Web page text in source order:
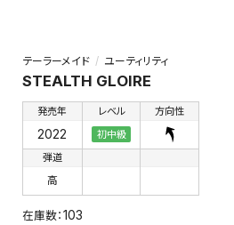
テーラーメイド ユーティリティ
STEALTH GLOIRE
発売年
2022
レベル
初中級
方向性
弾道
高
103